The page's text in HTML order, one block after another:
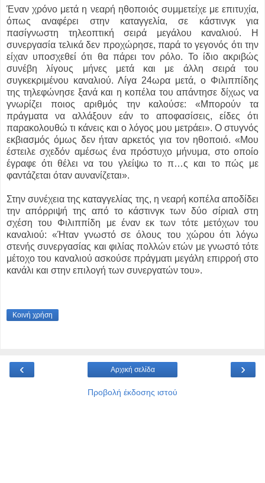
Έναν χρόνο μετά η νεαρή ηθοποιός συμμετείχε με επιτυχία,
όπως αναφέρει στην καταγγελία, σε κάστινγκ για
πασίγνωστη τηλεοπτική σειρά μεγάλου καναλιού. Η
συνεργασία τελικά δεν προχώρησε, παρά το γεγονός ότι την
είχαν υποσχεθεί ότι θα πάρει τον ρόλο. Το ίδιο ακριβώς
συνέβη λίγους μήνες μετά και με άλλη σειρά του
συγκεκριμένου καναλιού. Λίγα 24ωρα μετά, ο Φιλιππίδης
της τηλεφώνησε ξανά και η κοπέλα του απάντησε δίχως να
γνωρίζει ποιος αριθμός την καλούσε: «Μπορούν τα
πράγματα να αλλάξουν εάν το αποφασίσεις, είδες ότι
παρακολουθώ τι κάνεις και ο λόγος μου μετράει». Ο στυγνός
εκβιασμός όμως δεν ήταν αρκετός για τον ηθοποιό. «Μου
έστειλε σχεδόν αμέσως ένα πρόστυχο μήνυμα, στο οποίο
έγραφε ότι θέλει να του γλείψω το π…ς και το πώς με
φαντάζεται όταν αυνανίζεται».
Στην συνέχεια της καταγγελίας της, η νεαρή κοπέλα αποδίδει
την απόρριψή της από το κάστινγκ των δύο σίριαλ στη
σχέση του Φιλιππίδη με έναν εκ των τότε μετόχων του
καναλιού: «Ήταν γνωστό σε όλους του χώρου ότι λόγω
στενής συνεργασίας και φιλίας πολλών ετών με γνωστό τότε
μέτοχο του καναλιού ασκούσε πράγματι μεγάλη επιρροή στο
κανάλι και στην επιλογή των συνεργατών του».
Κοινή χρήση
‹ ›
Αρχική σελίδα
Προβολή έκδοσης ιστού